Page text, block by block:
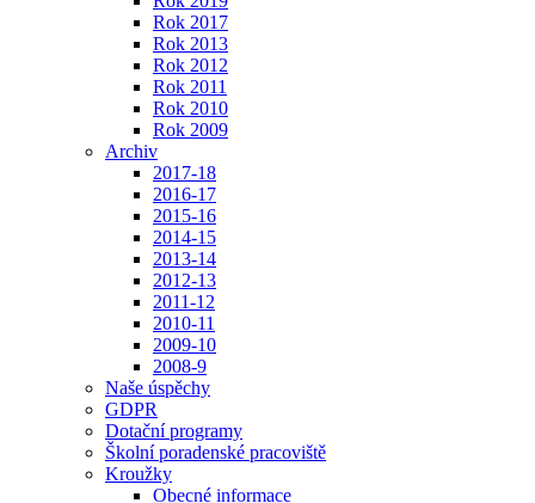
Rok 2017
Rok 2013
Rok 2012
Rok 2011
Rok 2010
Rok 2009
Archiv
2017-18
2016-17
2015-16
2014-15
2013-14
2012-13
2011-12
2010-11
2009-10
2008-9
Naše úspěchy
GDPR
Dotační programy
Školní poradenské pracoviště
Kroužky
Obecné informace